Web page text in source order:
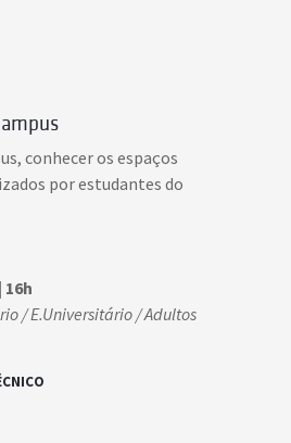
conhecer os espaços
por estudantes do
16h
/ E.Universitário / Adultos